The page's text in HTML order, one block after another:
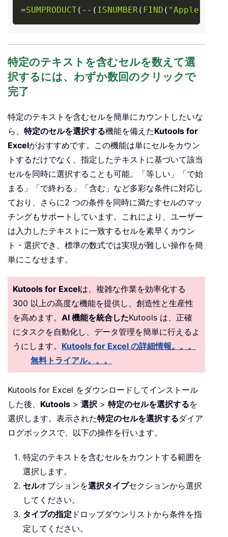
=SUMPRODUCT( - - ( ISNUMBER( FIND ( "Apple"
Copy
特定のテキストを含むセルを数えて選
択するには、わずか数回のクリックで
完了
特定のテキストを含むセルを簡単にカウントしたいな
ら、 特定のセルを選択する機能を備えたKutools for
Excelがおすすめです。この機能は単にセルをカウン
トするだけでなく、指定したテキストに基づいて該当
セルを同時に選択することも可能。「等しい」「で始
まる」「で終わる」「含む」など多彩な条件に対応し
ており、さらに2 つの条件を同時に満たすセルのマッ
チングもサポートしています。これにより、ユーザー
は入力したテキストに一致するセルを素早くカウン
ト・選択でき、標準の数式では実現が難しい操作を簡
単にこなせます。
Kutools for Excelは、複雑な作業を効率化する
300 以上の高度な機能を提供し、創造性と生産性
を高めます。 AI 機能を統合したKutools は、正確
にタスクを自動化し、データ管理を簡単に行えるよ
うにします。 Kutools for Excel の詳細情報。。。
無料トライアル。。。
Kutools for Excel をダウンロードしてインストール
した後、 Kutools > 選択 > 特定のセルを選択するを
選択します。表示された特定のセルを選択するダイア
ログボックスで、以下の操作を行います。
特定のテキストを含むセルをカウントする範囲を
選択します。
セルオプションを選択タイプセクションから選択
してください。
タイプの指定 ドロップダウンリストから条件を指
定してください。